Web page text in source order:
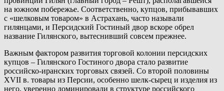
на южном побережье. Соответственно, купцов, прибывавших
с «шелковым товаром» в Астрахань, часто называли
гилянцами, и Персидский Гостиный двор вскоре обрел
название Гилянского, вытеснивший совсем прежнее.
Важным фактором развития торговой колонии персидских
купцов – Гилянского Гостиного двора стало развитие
российско-иранских торговых связей. Со второй половины
XVII в. товары из Персии, особенно шелк-сырец и изделия из
него, уверенно доминировали в структуре российского